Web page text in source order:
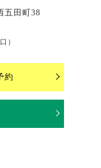
五田町38
）
約